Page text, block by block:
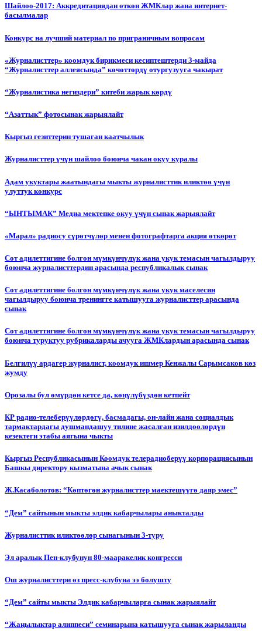
Шайлоо-2017: Аккредитациядан өткөн ЖМКлар жана интернет-
басылмалар
Конкурс на лучший материал по приграничным вопросам
«Журналисттер» коомдук бирикмеси кесиптештерди 3-майда
“Журналисттер аллеясында” көчөттөрдү отургузууга чакырат
“Журналистика негиздери” китеби жарык көрдү
“Азаттык” фотосынак жарыялайт
Кыргыз гезиттерин тушаган каатчылык
Журналисттер үчүн шайлоо боюнча чакан окуу куралы
Адам укуктары жаатындагы мыкты журналисттик иликтөө үчүн
улуттук конкурс
“ЫНТЫМАК” Медиа мектепке окуу үчүн сынак жарыялайт
«Марал» радиосу сүрөтчүлөр менен фотографтарга акция өткөрөт
Сот адилеттигине болгон мүмкүнчүлүк жана укук темасын чагылдыруу
боюнча журналисттердин арасында республикалык сынак
Сот адилеттигине болгон мүмкүнчүлүк жана укук маселесин
чагылдыруу боюнча тренингге катышууга журналисттер арасында
сынак
Сот адилеттигине болгон мүмкүнчүлүк жана укук темасын чагылдыруу
боюнча туруктуу рубрикаларды ачууга ЖМКлардын арасында сынак
Белгилүү ардагер журналист, коомдук ишмер Кенжалы Сарымсаков көз
жумду
Орозалы бул өмүрдөн кетсе да, көңүлүбүздөн кетпейт
КР радио-телеберүүлөрдөгү, басмадагы, он-лайн жана социалдык
тармактардагы душмандашуу тилине жасалган изилдөөлөрдүн
кезектеги этабы аягына чыкты
Кыргыз Республикасынын Коомдук телерадиоберүү корпорациясынын
Башкы директору кызматына ачык сынак
Ж.Касаболотов: “Көптөгөн журналисттер маектешүүгө даяр эмес”
“Дем” сайтынын мыкты элдик кабарчылары аныкталды
Журналисттик иликтөөлөр сынагынын 3-туру
Эл аралык Пен-клубунун 80-мааракелик конгресси
Ош журналисттери өз пресс-клубуна ээ болушту
“Дем” сайты мыкты Элдик кабарчыларга сынак жарыялайт
“Жаңылыктар алиппеси” семинарына катышууга сынак жарыланды